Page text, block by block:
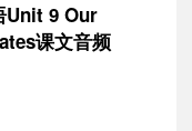
Unit 9 Our
课文音频